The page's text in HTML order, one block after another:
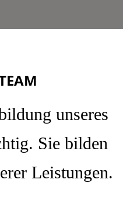
unseres
Sie bilden
Leistungen.